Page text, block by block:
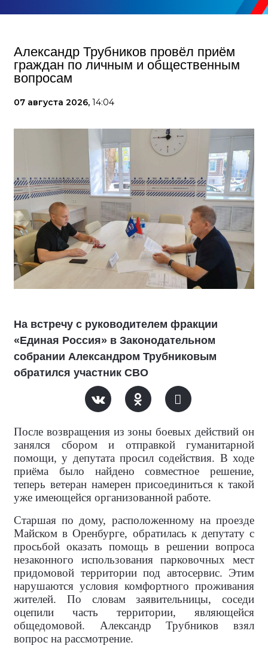
Александр Трубников провёл приём
граждан по личным и общественным
вопросам
07 августа 2026, 14:04
На встречу с руководителем фракции
«Единая Россия» в Законодательном
собрании Александром Трубниковым
обратился участник СВО
После возвращения из зоны боевых действий он
занялся сбором и отправкой гуманитарной
помощи, у депутата просил содействия. В ходе
приёма было найдено совместное решение,
теперь ветеран намерен присоединиться к такой
уже имеющейся организованной работе.
Старшая по дому, расположенному на проезде
Майском в Оренбурге, обратилась к депутату с
просьбой оказать помощь в решении вопроса
незаконного использования парковочных мест
придомовой территории под автосервис. Этим
нарушаются условия комфортного проживания
жителей. По словам заявительницы, соседи
оцепили часть территории, являющейся
общедомовой. Александр Трубников взял
вопрос на рассмотрение.